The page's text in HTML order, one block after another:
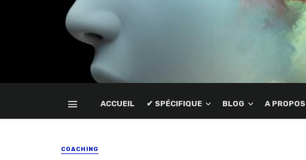
ACCUEIL ✔ SPÉCIFIQUE BLOG A PROPOS
COACHING